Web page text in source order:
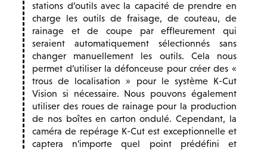
stations d’outils avec la capacité de prendre en
charge les outils de fraisage, de couteau, de
rainage et de coupe par effleurement qui
seraient automatiquement sélectionnés sans
changer manuellement les outils. Cela nous
permet d’utiliser la défonceuse pour créer des «
trous de localisation » pour le système K-Cut
Vision si nécessaire. Nous pouvons également
utiliser des roues de rainage pour la production
de nos boîtes en carton ondulé. Cependant, la
caméra de repérage K-Cut est exceptionnelle et
captera n’importe quel point prédéfini et